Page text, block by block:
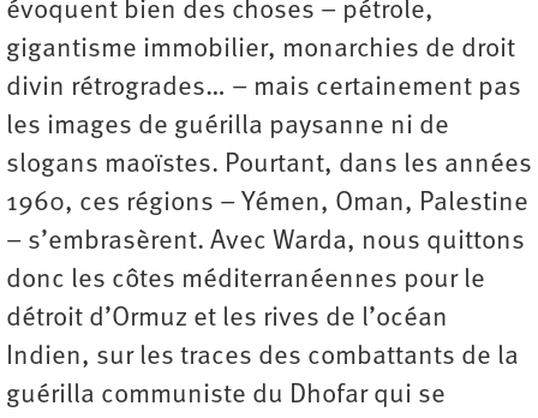
évoquent bien des choses – pétrole,
gigantisme immobilier, monarchies de droit
divin rétrogrades… – mais certainement pas
les images de guérilla paysanne ni de
slogans maoïstes. Pourtant, dans les années
1960, ces régions – Yémen, Oman, Palestine
– s’embrasèrent. Avec Warda, nous quittons
donc les côtes méditerranéennes pour le
détroit d’Ormuz et les rives de l’océan
Indien, sur les traces des combattants de la
guérilla communiste du Dhofar qui se